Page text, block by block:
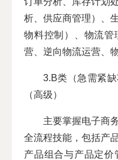
析、供应商管理）、
物料控制）、物流管
营、逆向物流运营、
3.B类（急需紧
（高级）
主要掌握电子商
全流程技能，包括产
产品组合与产品定价